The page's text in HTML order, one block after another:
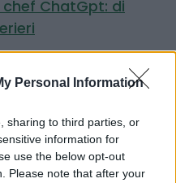
Personal Information
sharing to third parties, or
information for
use the below opt-out
Please note that after your
ChatGpt: di
lavoro